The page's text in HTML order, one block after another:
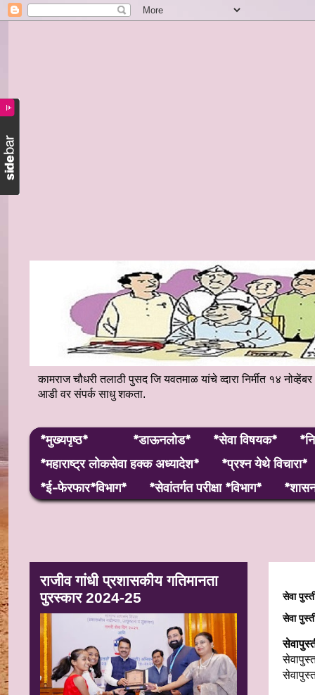
कामराज चौधरी तलाठी पुसद जि यवतमाळ यांचे व्दारा निर्मीत १४
आडी वर संपर्क साधु शकता.
*मुख्यपृष्ठ* *डाऊनलोड* *सेवा विषयक*
*महाराष्ट्र लाेकसेवा हक्क अध्यादेश*
*प्रश्न येथे विचारा*
*ई-फेरफार*विभाग*
*सेवांतर्गत परीक्षा *विभाग*
सेवा
सेवा
राजीव गांधी प्रशासकीय गतिमानता
पुरस्कार 2024-25